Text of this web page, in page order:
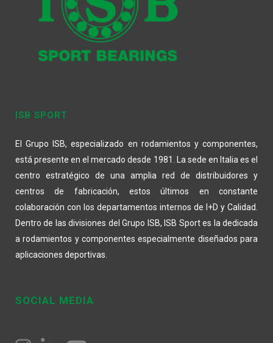
ISB SPORT
El Grupo ISB, especializado en rodamientos y componentes,
está presente en el mercado desde 1981. La sede en Italia es el
centro estratégico de una amplia red de distribuidores y
centros de fabricación, estos últimos en constante
colaboración con los departamentos internos de I+D y Calidad.
Dentro de las divisiones del Grupo ISB, ISB Sport es la dedicada
a rodamientos y componentes especialmente diseñados para
aplicaciones deportivas.
SOCIAL MEDIA